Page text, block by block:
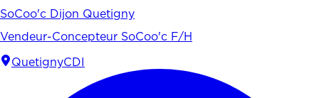
SoCoo'c Dijon Quetigny
Vendeur-Concepteur SoCoo'c F/H
QuetignyCDI